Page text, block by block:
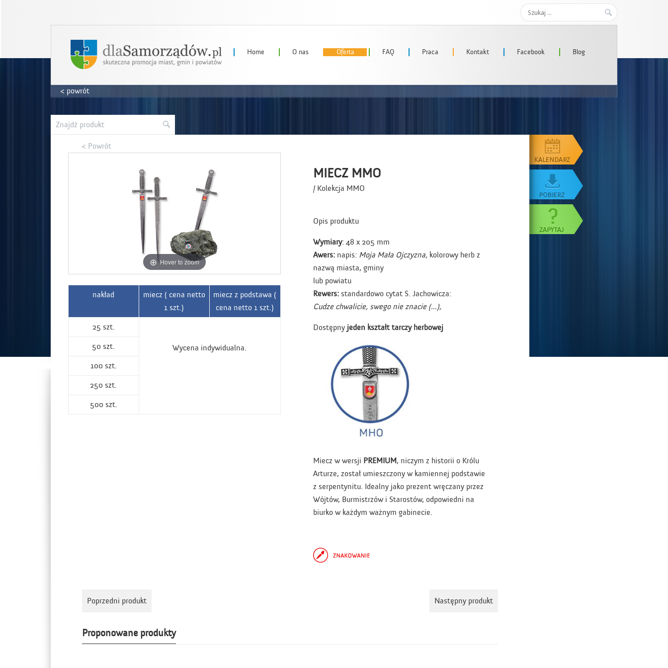
Szukaj:
Home O nas Oferta FAQ Praca Kontakt Facebook Blog
< powrót
< Powrót
Hover to zoom
nakład
miecz ( cena netto
1 szt.)
miecz z podstawa (
cena netto 1 szt.)
25 szt.
Wycena indywidualna.
50 szt.
100 szt.
250 szt.
500 szt.
MIECZ MMO
/ Kolekcja MMO
Opis produktu
Wymiary: 48 x 205 mm
Awers:napis: Moja Mała Ojczyzna, kolorowy herb z
nazwą miasta, gminy
lub powiatu
Rewers:standardowo cytat S. Jachowicza:
Cudze chwalicie, swego nie znacie (…),
Dostępny jeden kształt tarczy herbowej
Miecz w wersji PREMIUM, niczym z historii o Królu
Arturze, został umieszczony w kamiennej podstawie
z serpentynitu. Idealny jako prezent wręczany przez
Wójtów, Burmistrzów i Starostów, odpowiedni na
biurko w każdym ważnym gabinecie.
Poprzedni produkt Następny produkt
Proponowane produkty